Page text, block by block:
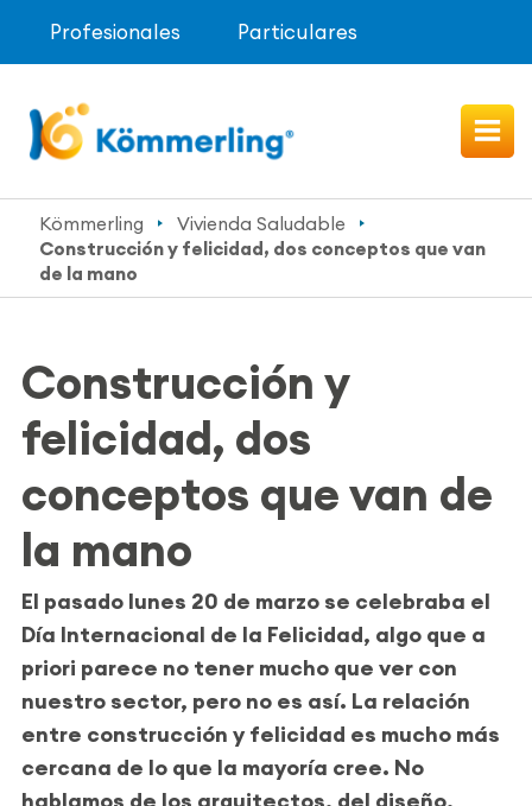
Profesionales Particulares
Kömmerling
Vivienda Saludable
Construcción y felicidad, dos conceptos que van
de la mano
Construcción y
felicidad, dos
conceptos que van de
la mano
El pasado lunes 20 de marzo se celebraba el
Día Internacional de la Felicidad, algo que a
priori parece no tener mucho que ver con
nuestro sector, pero no es así. La relación
entre construcción y felicidad es mucho más
cercana de lo que la mayoría cree. No